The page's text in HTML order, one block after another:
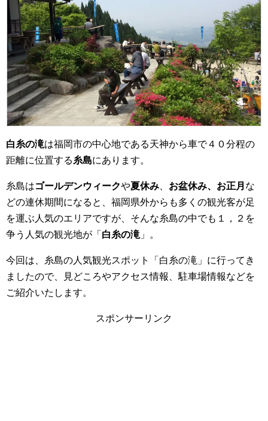
白糸の滝は福岡市の中心地である天神から車で４０分程の
距離に位置する 糸島にあります。
糸島はゴールデンウィークや夏休み お盆休み、お正月 な
どの連休期間になると、福岡県外からも多くの観光客が足
を運ぶ人気のエリアですが、そんな糸島の中でも１，２を
争う人気の観光地が「 白糸の滝 」。
今回は、糸島の人気観光スポット「白糸の滝」に行ってき
ましたので、見どころやアクセス情報、駐車場情報などを
ご紹介いたします。
スポンサーリンク